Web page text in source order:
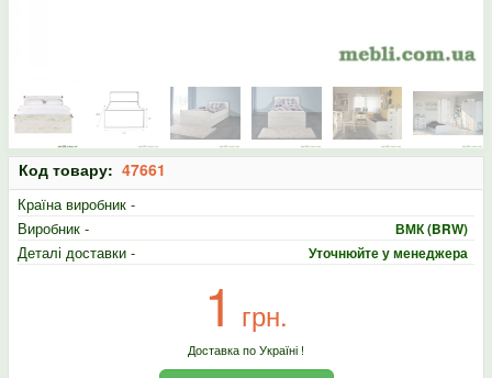
Код товару: 47661
Країна виробник -
Виробник -
ВМК (BRW)
Деталі доставки - Уточнюйте у менеджера
1 грн.
Доставка по Україні !